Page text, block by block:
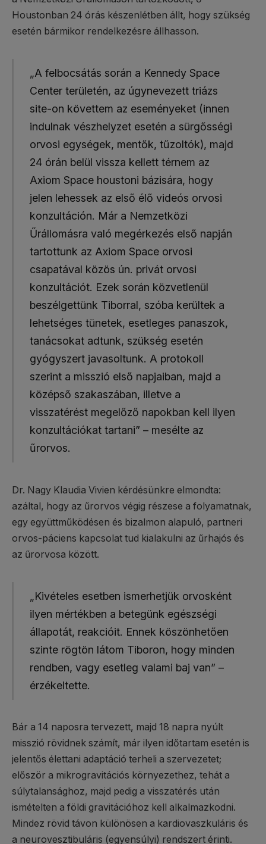
Houstonban 24 órás készenlétben állt, hogy szükség
esetén bármikor rendelkezésre állhasson.
„A felbocsátás során a Kennedy Space
Center területén, az úgynevezett triázs
site-on követtem az eseményeket (innen
indulnak vészhelyzet esetén a sürgősségi
orvosi egységek, mentők, tűzoltók), majd
24 órán belül vissza kellett térnem az
Axiom Space houstoni bázisára, hogy
jelen lehessek az első élő videós orvosi
konzultáción. Már a Nemzetközi
Űrállomásra való megérkezés első napján
tartottunk az Axiom Space orvosi
csapatával közös ún. privát orvosi
konzultációt. Ezek során közvetlenül
beszélgettünk Tiborral, szóba kerültek a
lehetséges tünetek, esetleges panaszok,
tanácsokat adtunk, szükség esetén
gyógyszert javasoltunk. A protokoll
szerint a misszió első napjaiban, majd a
középső szakaszában, illetve a
visszatérést megelőző napokban kell ilyen
konzultációkat tartani” – mesélte az
űrorvos.
Dr. Nagy Klaudia Vivien kérdésünkre elmondta:
azáltal, hogy az űrorvos végig részese a folyamatnak,
egy együttműködésen és bizalmon alapuló, partneri
orvos-páciens kapcsolat tud kialakulni az űrhajós és
az űrorvosa között.
„Kivételes esetben ismerhetjük orvosként
ilyen mértékben a betegünk egészségi
állapotát, reakcióit. Ennek köszönhetően
szinte rögtön látom Tiboron, hogy minden
rendben, vagy esetleg valami baj van” –
érzékeltette.
Bár a 14 naposra tervezett, majd 18 napra nyúlt
misszió rövidnek számít, már ilyen időtartam esetén is
jelentős élettani adaptáció terheli a szervezetet;
először a mikrogravitációs környezethez, tehát a
súlytalansághoz, majd pedig a visszatérés után
ismételten a földi gravitációhoz kell alkalmazkodni.
Mindez rövid távon különösen a kardiovaszkuláris és
a neurovesztibuláris (egyensúlyi) rendszert érinti.